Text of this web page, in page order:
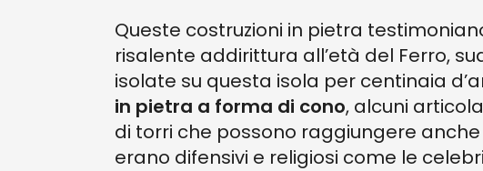
Queste costruzioni in pietra
risalente addirittura all’età del Ferro,
isolate su questa isola per centinaia
in pietra a forma di cono, alcuni
di torri che possono raggiungere
erano difensivi e religiosi come le celebri